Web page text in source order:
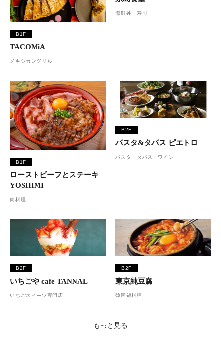
B1F
TACOMiA
メキシカングリル
海鮮丼・寿司
B1F
ローストビーフとステーキ
YOSHIMI
肉料理
B2F
パスタ&タパス ピエトロ
パスタ・タパス・ワイン
B2F
いちごや cafe TANNAL
いちごスイーツ専門店
B2F
東京純豆腐
韓国鍋料理
もっと見る